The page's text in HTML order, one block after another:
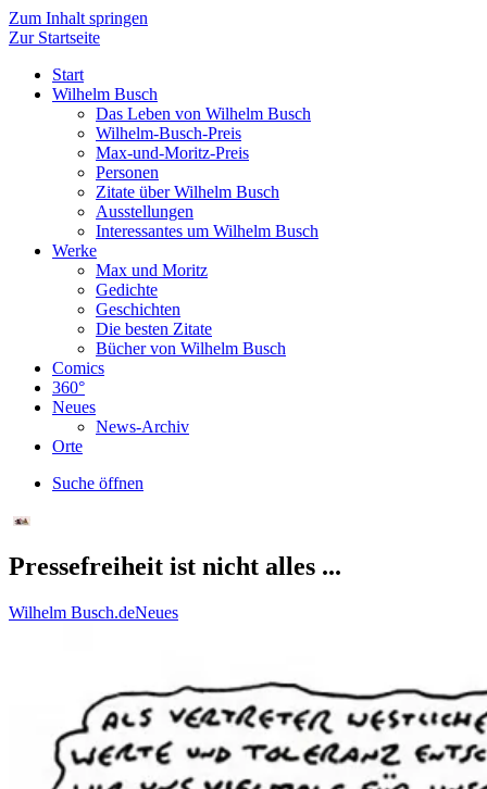
Zum Inhalt springen
Zur Startseite
Start
Wilhelm Busch
Das Leben von Wilhelm Busch
Wilhelm-Busch-Preis
Max-und-Moritz-Preis
Personen
Zitate über Wilhelm Busch
Ausstellungen
Interessantes um Wilhelm Busch
Werke
Max und Moritz
Gedichte
Geschichten
Die besten Zitate
Bücher von Wilhelm Busch
Comics
360°
Neues
News-Archiv
Orte
Suche öffnen
Pressefreiheit ist nicht alles ...
Wilhelm Busch.deNeues